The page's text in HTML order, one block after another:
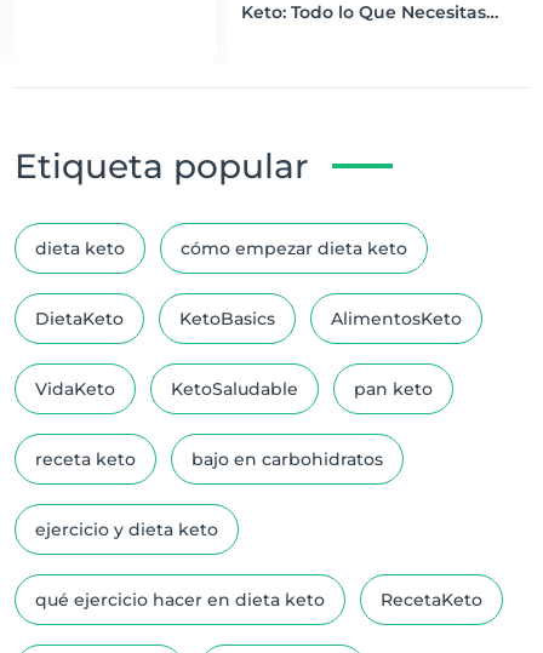
Keto: Todo lo Que Necesitas
Etiqueta popular
dieta keto cómo empezar dieta keto
DietaKeto KetoBasics AlimentosKeto
VidaKeto KetoSaludable pan keto
receta keto bajo en carbohidratos
ejercicio y dieta keto
qué ejercicio hacer en dieta keto RecetaKeto